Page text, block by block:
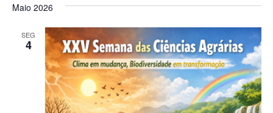
Maio 2026
SEG
4